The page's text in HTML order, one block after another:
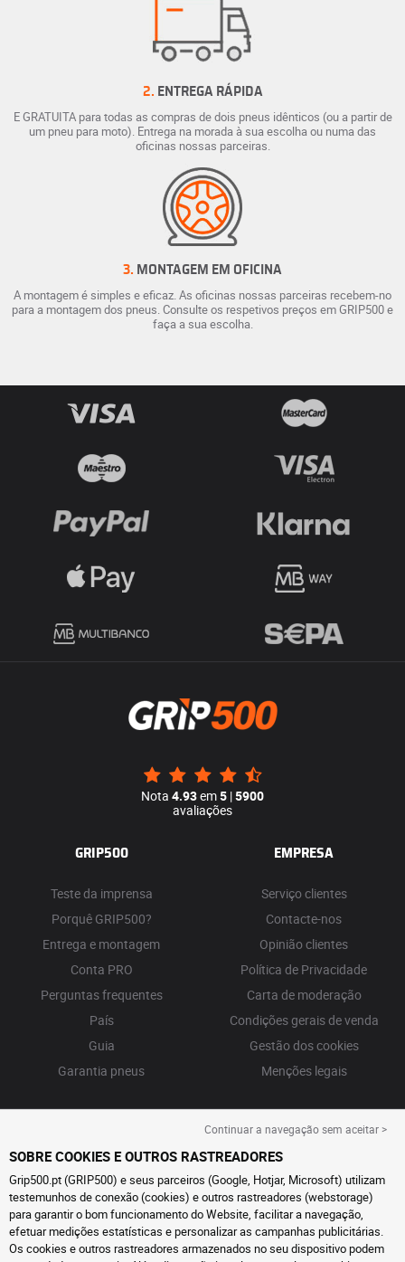
2. ENTREGA RÁPIDA
E GRATUITA para todas as compras de dois pneus idênticos (ou a partir de
um pneu para moto). Entrega na morada à sua escolha ou numa das
oficinas nossas parceiras.
3. MONTAGEM EM OFICINA
A montagem é simples e eficaz. As oficinas nossas parceiras recebem-no
para a montagem dos pneus. Consulte os respetivos preços em GRIP500 e
faça a sua escolha.
Nota 4.93em5 |5900
avaliações
GRIP500
Teste da imprensa
Porquê GRIP500?
Entrega e montagem
Conta PRO
Perguntas frequentes
País
Guia
Garantia pneus
EMPRESA
Serviço clientes
Contacte-nos
Opinião clientes
Política de Privacidade
Carta de moderação
Condições gerais de venda
Gestão dos cookies
Menções legais
Continuar a navegação sem aceitar >
SOBRE COOKIES E OUTROS RASTREADORES
Grip500.pt (GRIP500) e seus parceiros (Google, Hotjar, Microsoft) utilizam
testemunhos de conexão (cookies) e outros rastreadores (webstorage)
para garantir o bom funcionamento do Website, facilitar a navegação,
efetuar medições estatísticas e personalizar as campanhas publicitárias.
Os cookies e outros rastreadores armazenados no seu dispositivo podem